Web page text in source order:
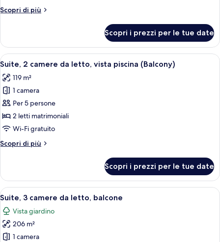
letto,
Scopri di più
Altri
2
camere
da
balcone
Scopri i prezzi per le tue date
Apri
tutte
le
foto
per
Suite,
2
da
piscina
(Balcony)
Un balcone con un tavolo rotondo e
11
Suite, 2 camere da letto, vista piscina (Balcony)
119 m²
1 camera
Per 5 persone
2 letti matrimoniali
Wi-Fi gratuito
Scopri di più
Altri
2
camere
da
letto,
vista
piscina
(Balcony)
Scopri i prezzi per le tue date
Apri
tutte
le
foto
per
Camera d'albergo moderna con
20
Suite, 3 camere da letto, balcone
Vista giardino
206 m²
1 camera